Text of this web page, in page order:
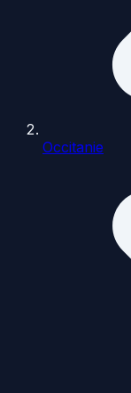
Occitanie